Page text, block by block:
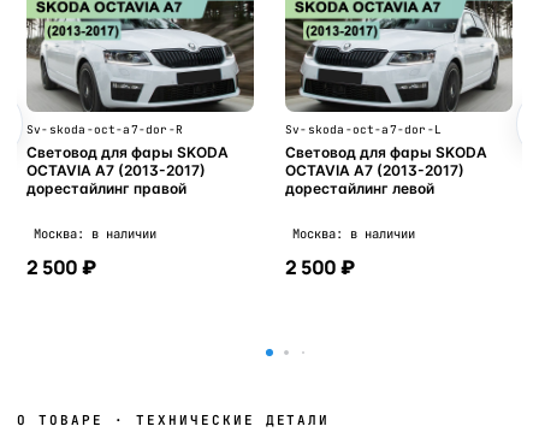
Sv-skoda-oct-a7-dor-L
Световод для фары SKODA
OCTAVIA A7 (2013-2017)
дорестайлинг левой
Москва: в наличии
2 500 ₽
5DV00961040
Блок розжига ксенона
5DV00961040 /
/ 5DV 009 610-40 (D3S /
Москва: в наличии
О ТОВАРЕ · ТЕХНИЧЕСКИЕ ДЕТАЛИ